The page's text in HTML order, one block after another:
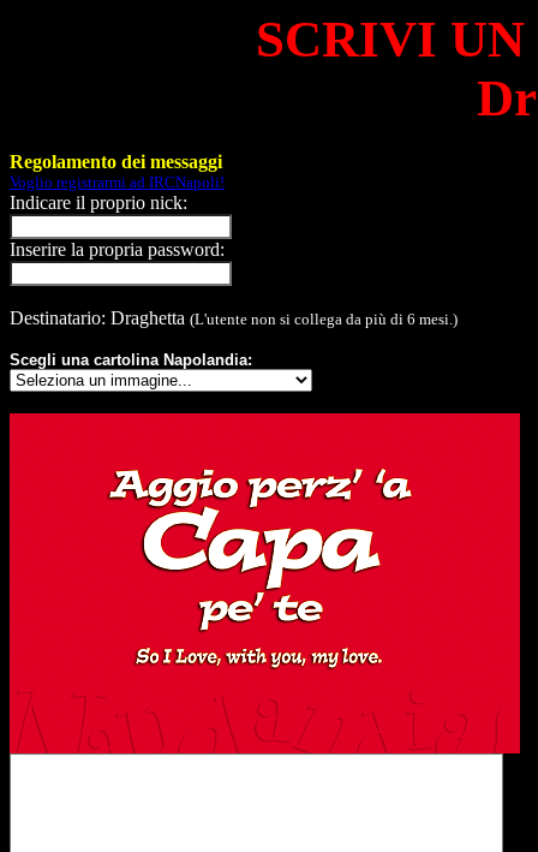
SCRIVI
Regolamento dei messaggi
Voglio registrarmi ad IRCNapoli!
Indicare il proprio nick:
Inserire la propria password:
Destinatario: Draghetta (L'utente non si collega da più di 6 mesi.)
Scegli una cartolina Napolandia: